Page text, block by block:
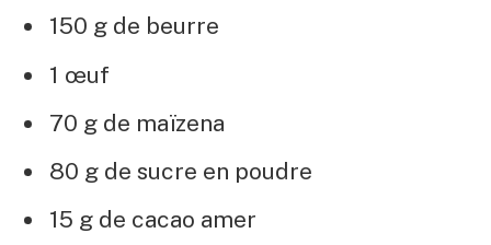
150 g de beurre
1 œuf
70 g de maïzena
80 g de sucre en poudre
15 g de cacao amer